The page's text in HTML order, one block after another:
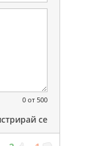
0 от 500
се